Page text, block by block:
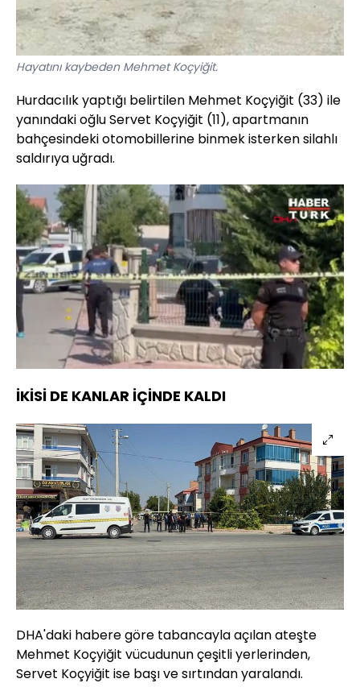
Hayatını kaybeden Mehmet Koçyiğit.
Hurdacılık yaptığı belirtilen Mehmet Koçyiğit (33) ile
yanındaki oğlu Servet Koçyiğit (11), apartmanın
bahçesindeki otomobillerine binmek isterken silahlı
saldırıya uğradı.
Sesi
Aç
Yüklendi:
90.42%
Oynatma
Hızı
İKİSİ DE KANLAR İÇİNDE KALDI
DHA'daki habere göre tabancayla açılan ateşte
Mehmet Koçyiğit vücudunun çeşitli yerlerinden,
Servet Koçyiğit ise başı ve sırtından yaralandı.